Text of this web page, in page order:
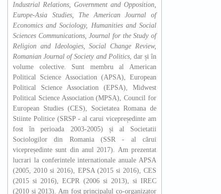
Industrial Relations, Government and Opposition,
Europe-Asia Studies, The American Journal of
Economics and Sociology, Humanities and Social
Sciences Communications, Journal for the Study of
Religion and Ideologies, Social Change Review,
Romanian Journal of Society and Politics, dar și în
volume colective. Sunt membru al American
Political Science Association (APSA), European
Political Science Association (EPSA), Midwest
Political Science Association (MPSA), Council for
European Studies (CES), Societatea Romana de
Stiinte Politice (SRSP - al carui vicepreședinte am
fost în perioada 2003-2005) și al Societatii
Sociologilor din Romania (SSR - al cărui
vicepreședinte sunt din anul 2017). Am prezentat
lucrari la conferintele internationale anuale APSA
(2005, 2010 si 2016), EPSA (2015 si 2016), CES
(2015 si 2016), ECPR (2006 si 2013), si IREC
(2010 si 2013). Am fost principalul co-organizator